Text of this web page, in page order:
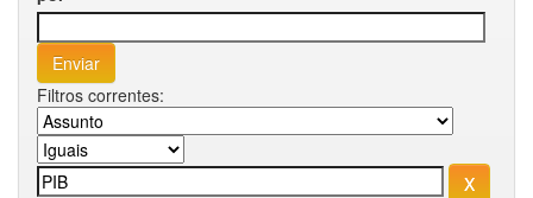
Filtros correntes: